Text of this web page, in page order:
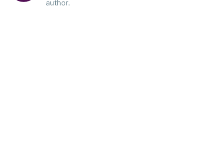
author.